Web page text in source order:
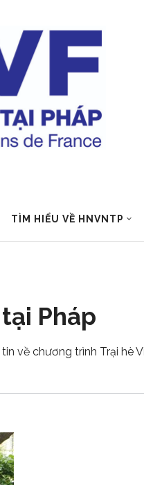
TÌM HIỂU VỀ HNVNTP
Pháp
về chương trình Trại hè